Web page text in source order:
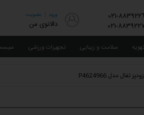
٠٢١
٠٢١
ورود عضویت
دالانوی من
سلامت و زیبایی تجهیزات ورزشی
زودپز تفال مدل P4624966